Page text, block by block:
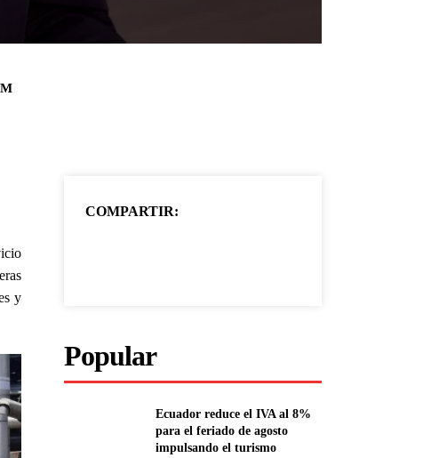
y
COMPARTIR:
Popular
Ecuador reduce el IVA al 8%
para el feriado de agosto
impulsando el turismo